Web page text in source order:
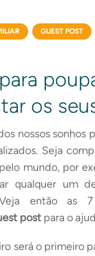
GUEST POST
os
nossos sonhos
Seja
mundo, por
qualquer um
Veja então as
post para o
será o primeiro